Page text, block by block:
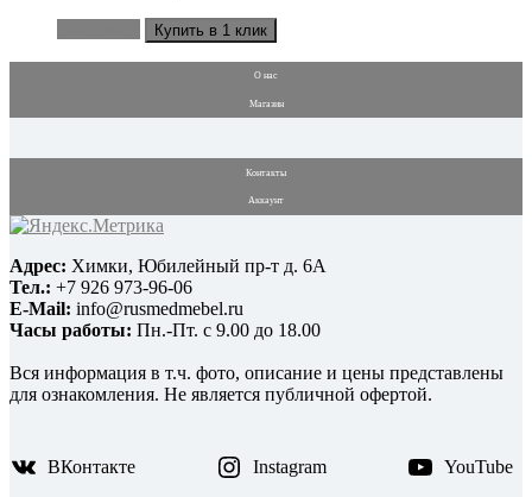
Купить в 1 клик
О нас
Магазин
Контакты
Аккаунт
Адрес: Химки, Юбилейный пр-т д. 6А
Тел.: +7 926 973-96-06
E-Mail: info@rusmedmebel.ru
Часы работы: Пн.-Пт. с 9.00 до 18.00
Вся информация в т.ч. фото, описание и цены представлены
для ознакомления. Не является публичной офертой.
ВКонтакте Instagram YouTube